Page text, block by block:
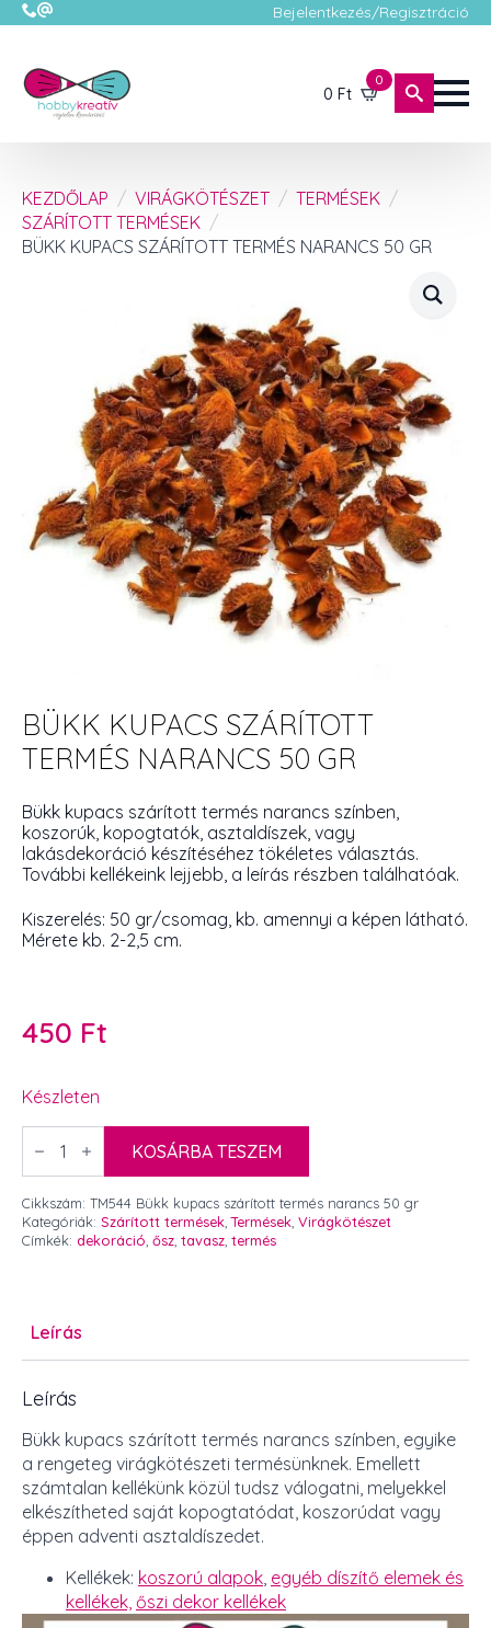
Bejelentkezés/Regisztráció
0 Ft
0
KEZDŐLAP VIRÁGKÖTÉSZET
TERMÉSEK
SZÁRÍTOTT TERMÉSEK
BÜKK KUPACS SZÁRÍTOTT TERMÉS NARANCS 50 GR
BÜKK KUPACS SZÁRÍTOTT
TERMÉS NARANCS 50 GR
Bükk kupacs szárított termés narancs színben,
koszorúk, kopogtatók, asztaldíszek, vagy
lakásdekoráció készítéséhez tökéletes választás.
További kellékeink lejjebb, a leírás részben találhatóak.
Kiszerelés: 50 gr/csomag, kb. amennyi a képen látható.
Mérete kb. 2-2,5 cm.
450 Ft
Készleten
Bükk
kupacs
narancs
50
gr
KOSÁRBA TESZEM
Cikkszám: TM544 Bükk kupacs szárított termés narancs 50 gr
Kategóriák: Szárított termések ,Termések Virágkötészet
Címkék: dekoráció ősz tavasz termés
Leírás
Leírás
Bükk kupacs szárított termés narancs színben, egyike
a rengeteg virágkötészeti termésünknek. Emellett
számtalan kellékünk közül tudsz válogatni, melyekkel
elkészítheted saját kopogtatódat, koszorúdat vagy
éppen adventi asztaldíszedet.
Kellékek: koszorú alapok egyéb díszítő elemek és
kellékek, őszi dekor kellékek